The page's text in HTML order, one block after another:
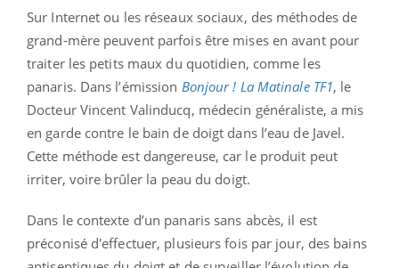
Sur Internet ou les réseaux sociaux, des méthodes de
grand-mère peuvent parfois être mises en avant pour
traiter les petits maux du quotidien, comme les
panaris. Dans l’émission Bonjour ! La Matinale TF1, le
Docteur Vincent Valinducq, médecin généraliste, a mis
en garde contre le bain de doigt dans l’eau de Javel.
Cette méthode est dangereuse, car le produit peut
irriter, voire brûler la peau du doigt.
Dans le contexte d’un panaris sans abcès, il est
préconisé d'effectuer, plusieurs fois par jour, des bains